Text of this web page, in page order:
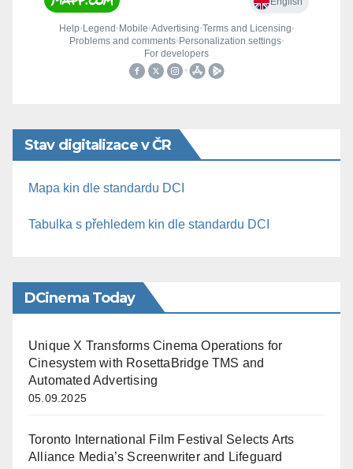
Stav digitalizace v ČR
Mapa kin dle standardu DCI
Tabulka s přehledem kin dle standardu DCI
DCinema Today
Unique X Transforms Cinema Operations for
Cinesystem with RosettaBridge TMS and
Automated Advertising
05.09.2025
Toronto International Film Festival Selects Arts
Alliance Media’s Screenwriter and Lifeguard